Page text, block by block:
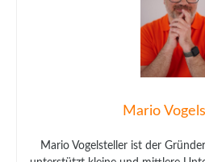
Mario
Mario Vogelsteller ist der